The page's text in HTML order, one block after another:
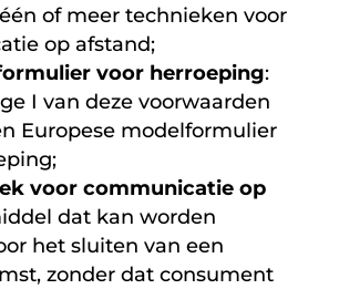
of meer technieken voor
op afstand;
voor herroeping:
I van deze voorwaarden
Europese modelformulier
voor communicatie op
dat kan worden
het sluiten van een
zonder dat consument